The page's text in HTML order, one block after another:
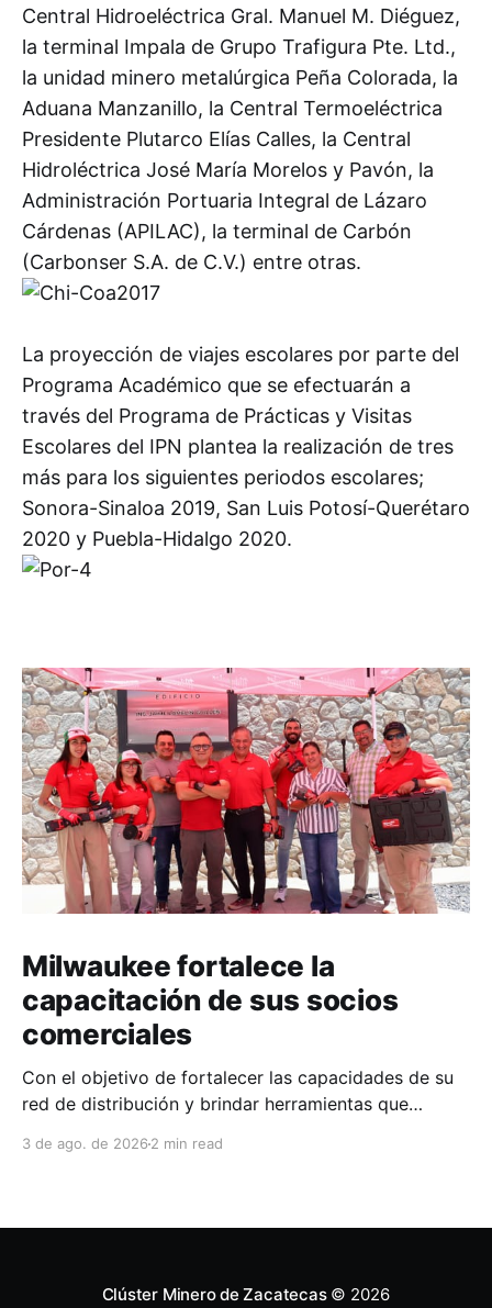
Central Hidroeléctrica Gral. Manuel M. Diéguez,
la terminal Impala de Grupo Trafigura Pte. Ltd.,
la unidad minero metalúrgica Peña Colorada, la
Aduana Manzanillo, la Central Termoeléctrica
Presidente Plutarco Elías Calles, la Central
Hidroléctrica José María Morelos y Pavón, la
Administración Portuaria Integral de Lázaro
Cárdenas (APILAC), la terminal de Carbón
(Carbonser S.A. de C.V.) entre otras.
La proyección de viajes escolares por parte del
Programa Académico que se efectuarán a
través del Programa de Prácticas y Visitas
Escolares del IPN plantea la realización de tres
más para los siguientes periodos escolares;
Sonora-Sinaloa 2019, San Luis Potosí-Querétaro
2020 y Puebla-Hidalgo 2020.
Milwaukee fortalece la
capacitación de sus socios
comerciales
Con el objetivo de fortalecer las capacidades de su
red de distribución y brindar herramientas que
técnico, Milwaukee llevó a cabo una capacitación
3 de ago. de 2026 2 min read
Clúster Minero de Zacatecas© 2026